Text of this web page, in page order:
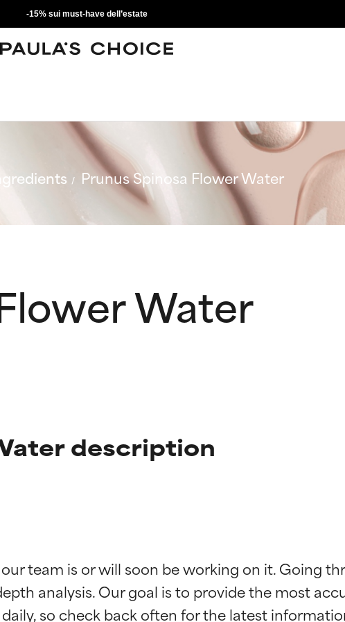
-15% sui must-have dell’estate
Prunus Spinosa Flower Water
Water
description
team is or will soon be working on it. Going
analysis. Our goal is to provide the most
indipendenti. Ingrediente attivo eccezionale per la maggior
indipendenti. Ingrediente attivo eccezionale per la maggior